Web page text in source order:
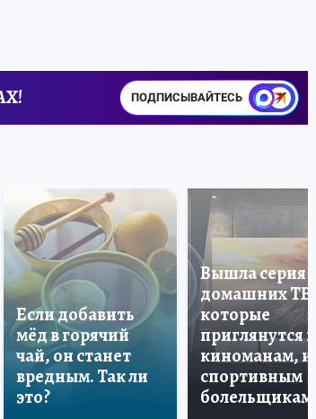
ПОДПИСЫВАЙТЕСЬ
Если добавить
мёд в горячий
чай, он станет
вредным. Так ли
это?
Вышла серия
домашних ТВ,
которые
приглянутся и
киноманам, и
спортивным
болельщикам